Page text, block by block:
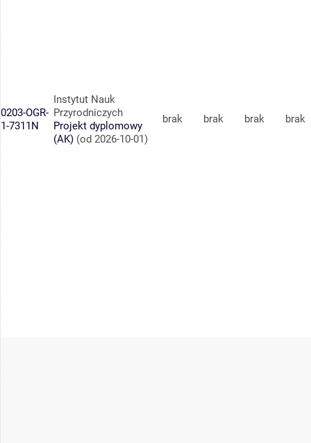
0203-OGR-
1-7311N
Instytut Nauk
Przyrodniczych
Projekt dyplomowy
(AK) (od 2026-10-01)
brak brak brak brak